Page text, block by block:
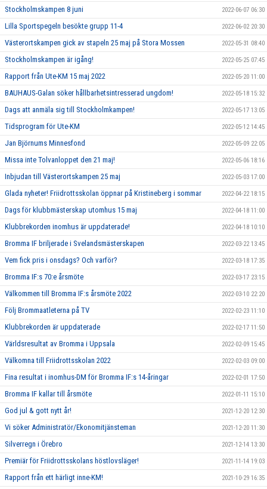
Stockholmskampen 8 juni 2022-06-07 06:30
Lilla Sportspegeln besökte grupp 11-4 2022-06-02 20:30
Västerortskampen gick av stapeln 25 maj på Stora Mossen 2022-05-31 08:40
Stockholmskampen är igång! 2022-05-25 07:45
Rapport från Ute-KM 15 maj 2022 2022-05-20 11:00
BAUHAUS-Galan söker hållbarhetsintresserad ungdom! 2022-05-18 15:32
Dags att anmäla sig till Stockholmkampen! 2022-05-17 13:05
Tidsprogram för Ute-KM 2022-05-12 14:45
Jan Björnums Minnesfond 2022-05-09 22:05
Missa inte Tolvanloppet den 21 maj! 2022-05-06 18:16
Inbjudan till Västerortskampen 25 maj 2022-05-03 17:00
Glada nyheter! Friidrottsskolan öppnar på Kristineberg i sommar 2022-04-22 18:15
Dags för klubbmästerskap utomhus 15 maj 2022-04-18 11:00
Klubbrekorden inomhus är uppdaterade! 2022-04-18 10:10
Bromma IF briljerade i Svelandsmästerskapen 2022-03-22 13:45
Vem fick pris i onsdags? Och varför? 2022-03-18 17:35
Bromma IF:s 70:e årsmöte 2022-03-17 23:15
Välkommen till Bromma IF:s årsmöte 2022 2022-03-10 22:20
Följ Brommaatleterna på TV 2022-02-23 11:10
Klubbrekorden är uppdaterade 2022-02-17 11:50
Världsresultat av Bromma i Uppsala 2022-02-09 15:45
Välkomna till Friidrottsskolan 2022 2022-02-03 09:00
Fina resultat i inomhus-DM för Bromma IF:s 14-åringar 2022-02-01 17:50
Bromma IF kallar till årsmöte 2022-01-11 15:10
God jul & gott nytt år! 2021-12-20 12:30
Vi söker Administratör/Ekonomitjänsteman 2021-12-20 11:30
Silverregn i Örebro 2021-12-14 13:30
Premiär för Friidrottsskolans höstlovsläger! 2021-11-14 19:03
Rapport från ett härligt inne-KM! 2021-10-29 16:35